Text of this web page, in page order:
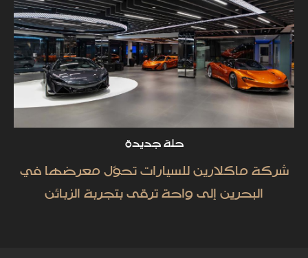
حلة جديدة
شركة ماكلارين للسيارات تحوّل معرضها في
البحرين إلى واحة ترقى بتجربة الزبائن